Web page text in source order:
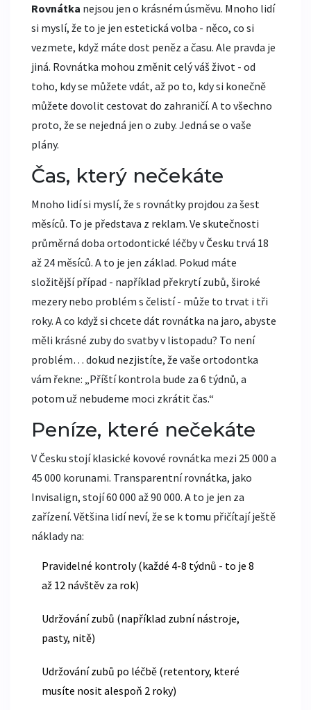
Rovnátka nejsou jen o krásném úsměvu. Mnoho lidí
si myslí, že to je jen estetická volba - něco, co si
vezmete, když máte dost peněz a času. Ale pravda je
jiná. Rovnátka mohou změnit celý váš život - od
toho, kdy se můžete vdát, až po to, kdy si konečně
můžete dovolit cestovat do zahraničí. A to všechno
proto, že se nejedná jen o zuby. Jedná se o vaše
plány.
Čas, který nečekáte
Mnoho lidí si myslí, že s rovnátky projdou za šest
měsíců. To je představa z reklam. Ve skutečnosti
průměrná doba ortodontické léčby v Česku trvá 18
až 24 měsíců. A to je jen základ. Pokud máte
složitější případ - například překrytí zubů, široké
mezery nebo problém s čelistí - může to trvat i tři
roky. A co když si chcete dát rovnátka na jaro, abyste
měli krásné zuby do svatby v listopadu? To není
problém… dokud nezjistíte, že vaše ortodontka
vám řekne: „Příští kontrola bude za 6 týdnů, a
potom už nebudeme moci zkrátit čas.“
Peníze, které nečekáte
V Česku stojí klasické kovové rovnátka mezi 25 000 a
45 000 korunami. Transparentní rovnátka, jako
Invisalign, stojí 60 000 až 90 000. A to je jen za
zařízení. Většina lidí neví, že se k tomu přičítají ještě
náklady na:
Pravidelné kontroly (každé 4-8 týdnů - to je 8
až 12 návštěv za rok)
Udržování zubů (například zubní nástroje,
pasty, nitě)
Udržování zubů po léčbě (retentory, které
musíte nosit alespoň 2 roky)